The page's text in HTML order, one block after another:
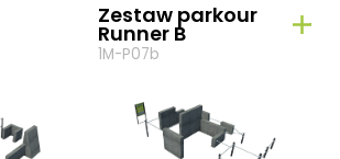
Zestaw parkour
Runner B
1M-P07b